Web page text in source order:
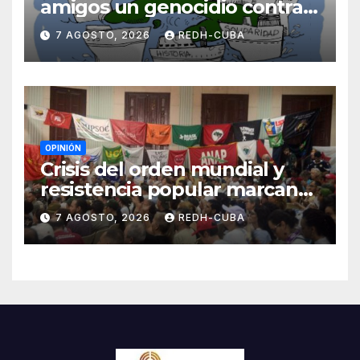
amigos un genocidio contra
Cuba? Por Hedelberto López
Blanch
7 AGOSTO, 2026 REDH-CUBA
OPINIÓN
Crisis del orden mundial y
resistencia popular marcan
el inicio de la IV Asamblea
Continental de ALBA
Movimientos en Cuba
7 AGOSTO, 2026 REDH-CUBA